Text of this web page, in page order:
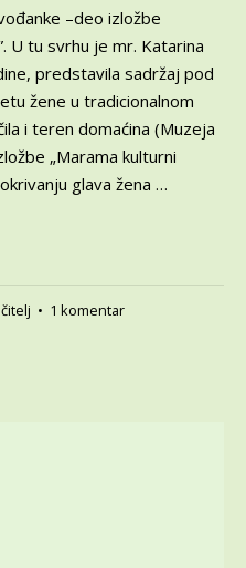
–deo izložbe
U tu svrhu je mr. Katarina
predstavila sadržaj pod
žene u tradicionalnom
i teren domaćina (Muzeja
„Marama kulturni
glava žena …
• 1 komentarna